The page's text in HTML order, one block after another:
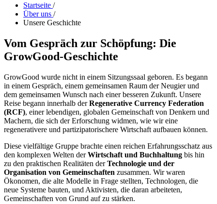
Startseite /
Über uns /
Unsere Geschichte
Vom Gespräch zur Schöpfung: Die
GrowGood-Geschichte
GrowGood wurde nicht in einem Sitzungssaal geboren. Es begann
in einem Gespräch, einem gemeinsamen Raum der Neugier und
dem gemeinsamen Wunsch nach einer besseren Zukunft. Unsere
Reise begann innerhalb derRegenerative Currency Federation
(RCF), einer lebendigen, globalen Gemeinschaft von Denkern und
Machern, die sich der Erforschung widmen, wie wir eine
regenerativere und partizipatorischere Wirtschaft aufbauen können.
Diese vielfältige Gruppe brachte einen reichen Erfahrungsschatz aus
den komplexen Welten derWirtschaft und Buchhaltung bis hin
zu den praktischen Realitäten derTechnologie und der
Organisation von Gemeinschaften zusammen. Wir waren
Ökonomen, die alte Modelle in Frage stellten, Technologen, die
neue Systeme bauten, und Aktivisten, die daran arbeiteten,
Gemeinschaften von Grund auf zu stärken.